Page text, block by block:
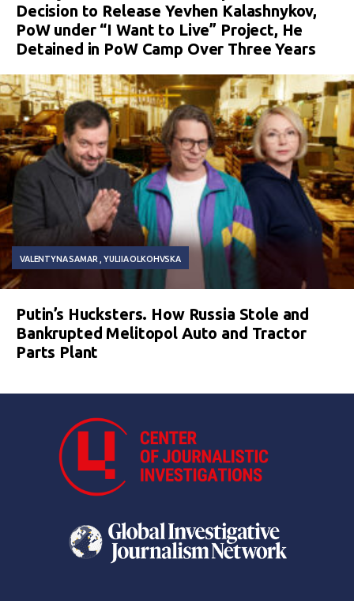
Decision to Release Yevhen Kalashnykov,
PoW under “I Want to Live” Project, He
Detained in PoW Camp Over Three Years
VALENTYNA SAMAR YULIIA OLKOHVSKA
Putin’s Hucksters. How Russia Stole and
Bankrupted Melitopol Auto and Tractor
Parts Plant